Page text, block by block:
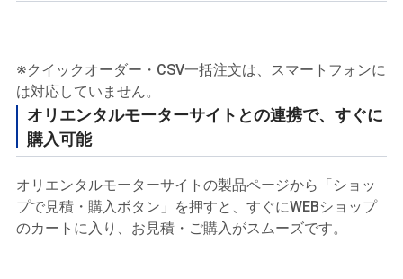
※クイックオーダー・CSV一括注文は、スマートフォンに
は対応していません。
オリエンタルモーターサイトとの連携で、すぐに
購入可能
オリエンタルモーターサイトの製品ページから「ショッ
プで見積・購入ボタン」を押すと、すぐにWEBショップ
のカートに入り、お見積・ご購入がスムーズです。